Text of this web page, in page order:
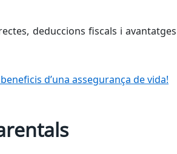
deduccions fiscals i avantatges
d’una assegurança de vida!